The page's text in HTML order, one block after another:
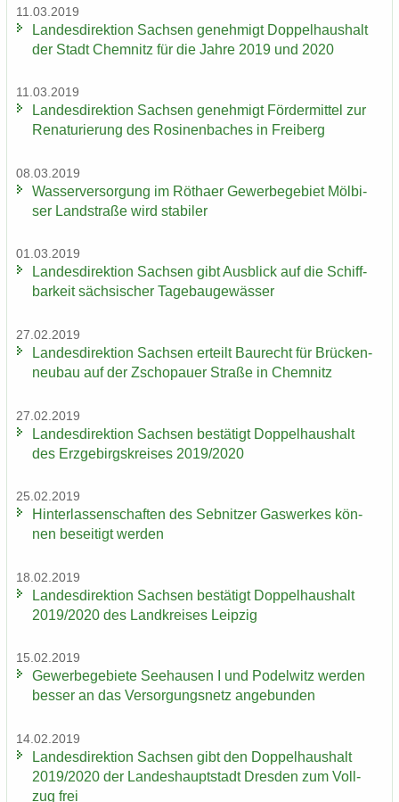
11.03.2019
Lan­des­di­rek­ti­on Sach­sen ge­neh­migt Dop­pel­haus­halt
der Stadt Chem­nitz für die Jahre 2019 und 2020
11.03.2019
Lan­des­di­rek­ti­on Sach­sen ge­neh­migt För­der­mit­tel zur
Re­na­tu­rie­rung des Ro­si­nen­ba­ches in Frei­berg
08.03.2019
Was­ser­ver­sor­gung im Rö­tha­er Ge­wer­be­ge­biet Möl­bi­
ser Land­stra­ße wird sta­bi­ler
01.03.2019
Lan­des­di­rek­ti­on Sach­sen gibt Aus­blick auf die Schiff­
bar­keit säch­si­scher Ta­ge­bau­ge­wäs­ser
27.02.2019
Lan­des­di­rek­ti­on Sach­sen er­teilt Bau­recht für Brü­cken­
neu­bau auf der Zscho­pau­er Stra­ße in Chem­nitz
27.02.2019
Lan­des­di­rek­ti­on Sach­sen be­stä­tigt Dop­pel­haus­halt
des Erz­ge­birgs­krei­ses 2019/2020
25.02.2019
Hin­ter­las­sen­schaf­ten des Seb­nit­zer Gas­wer­kes kön­
nen be­sei­tigt wer­den
18.02.2019
Lan­des­di­rek­ti­on Sach­sen be­stä­tigt Dop­pel­haus­halt
2019/2020 des Land­krei­ses Leip­zig
15.02.2019
Ge­wer­be­ge­bie­te See­hau­sen I und Po­del­witz wer­den
bes­ser an das Ver­sor­gungs­netz an­ge­bun­den
14.02.2019
Lan­des­di­rek­ti­on Sach­sen gibt den Dop­pel­haus­halt
2019/2020 der Lan­des­haupt­stadt Dres­den zum Voll­
zug frei